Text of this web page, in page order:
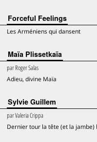
Forceful Feelings
Les Arméniens qui dansent
Maïa Plissetkaïa
parRoger Salas
Adieu, divine Maïa
Sylvie Guillem
parValeria Crippa
Dernier tour la tête (et la jambe)